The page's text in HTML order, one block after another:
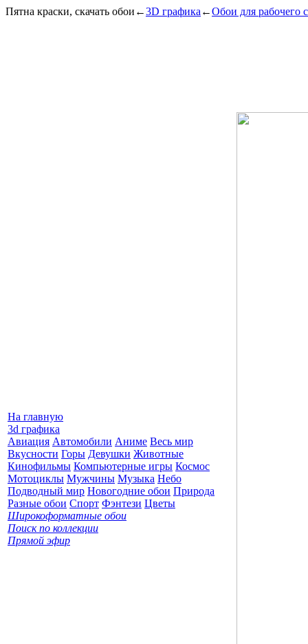
Пятна краски, скачать обои ←3D графика ←Обои для рабочего
На главную
3d графика
Авиация Автомобили Аниме Весь мир
Вкусности Горы Девушки Животные
Кинофильмы Компьютерные игры Космос
Мотоциклы Мужчины Музыка Небо
Подводный мир Новогодние обои Природа
Разные обои Спорт Фэнтези Цветы
Широкоформатные обои
Поиск по коллекции
Прямой эфир